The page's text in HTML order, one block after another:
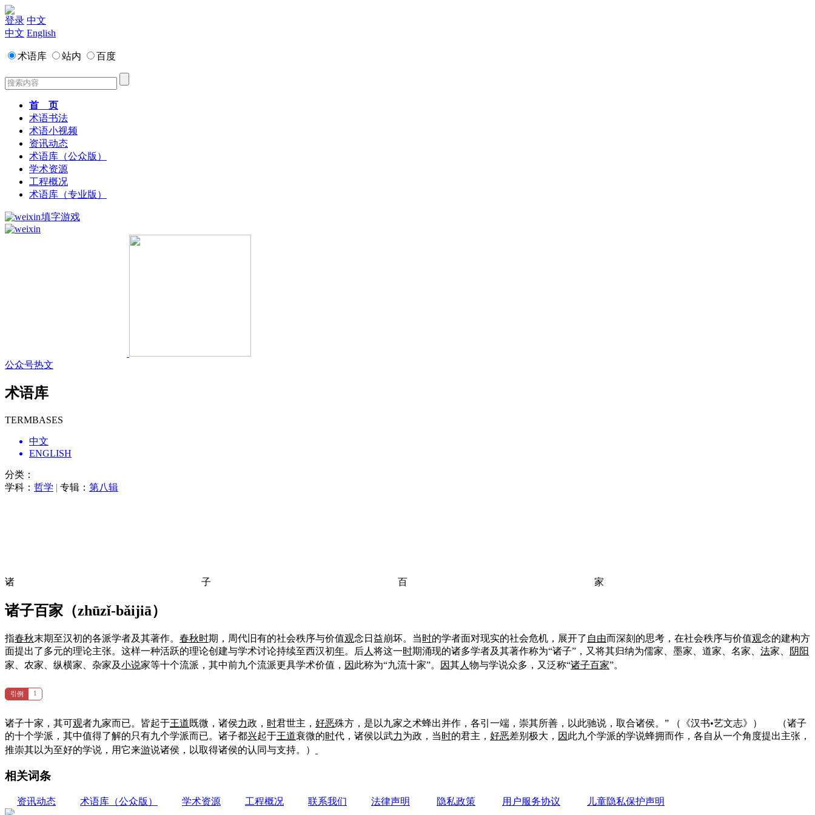
登录 中文
中文 English
术语库 站内 百度
首 页
术语书法
术语小视频
资讯动态
术语库（公众版）
学术资源
工程概况
术语库（专业版）
填字游戏
公众号热文
术语库
TERMBASES
中文
ENGLISH
分类：
学科： 哲学 | 专辑： 第八辑
诸 子 百 家
诸子百家（zhūzǐ-bǎijiā）
指春秋末期至汉初的各派学者及其著作。 春秋时期，周代旧有的社会秩序与价值观念日益崩坏。当时的学者面对现实的社会危机，展开了 自由而深刻的思考，在社会秩序与价值观念的建构方
面提出了多元的理论主张。这样一种活跃的理论创建与学术讨论持续至西汉初年。后人 将这一时期涌现的诸多学者及其著作称为“诸子”，又将其归纳为儒家、墨家、道家、名家、 法家、
阴阳
家、农家、纵横家、杂家及小说家等十个流派，其中前九个流派更具学术价值， 因 此称为“九流十家”。 因其人 物与学说众多，又泛称“诸子百家”。
引例 1
诸子十家，其可观者九家而已。皆起于王道既微，诸侯力政， 时君世主， 好恶殊方，是以九家之术蜂出并作，各引一端，崇其所善，以此驰说，取合诸侯。” （《汉书•艺文志》）
（诸子
的十个学派，其中值得了解的只有九个学派而已。诸子都兴起于王道衰微的时代，诸侯以武力为政，当时的君主， 好恶差别极大， 因 此九个学派的学说蜂拥而作，各自从一个角度提出主张，
推崇其以为至好的学说，用它来游说诸侯，以取得诸侯的认同与支持。）
相关词条
资讯动态 术语库（公众版） 学术资源 工程概况 联系我们 法律声明 隐私政策 用户服务协议 儿童隐私保护声明